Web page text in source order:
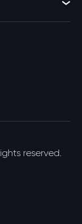
reserved.